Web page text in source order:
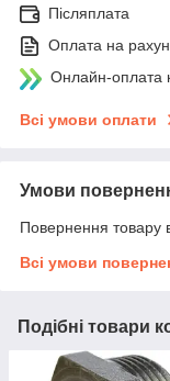
Післяплата
Оплата на
Онлайн-оплата
Всі умови оплати
Умови
Повернення товару
Всі умови
Подібні товари